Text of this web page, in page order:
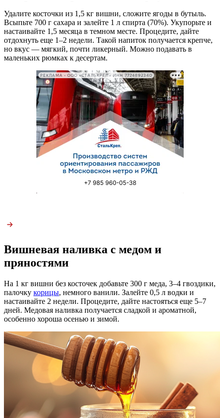
Удалите косточки из 1,5 кг вишни, сложите ягоды в бутыль.
Всыпьте 700 г сахара и залейте 1 л спирта (70%). Укупорьте и
настаивайте 1,5 месяца в темном месте. Процедите, дайте
отдохнуть еще 1–2 недели. Такой напиток получается крепче,
но вкус — мягкий, почти ликерный. Можно подавать в
маленьких рюмках к десертам.
РЕКЛАМА • ООО «СТАЛЬКРЕП» ИНН 7724892340
Вишневая наливка с медом и
пряностями
На 1 кг вишни без косточек добавьте 300 г меда, 3–4 гвоздики,
палочку корицы, немного ванили. Залейте 0,5 л водки и
настаивайте 2 недели. Процедите, дайте настояться еще 5–7
дней. Медовая наливка получается сладкой и ароматной,
особенно хороша осенью и зимой.